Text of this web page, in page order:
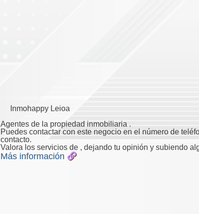
Inmohappy Leioa
Agentes de la propiedad inmobiliaria .
Puedes contactar con este negocio en el número de
contacto.
Valora los servicios de , dejando tu opinión y subiendo
Más información